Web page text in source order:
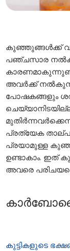
കുഞ്ഞുങ്ങൾക്ക്
പഞ്ചസാര
അവർക്ക്
പോഷകങ്ങളും
പ്രത്യേക
പ്രയാമുള്ള
ഉണ്ടാകാം. ഇത്
അവരെ
കുട്ടികളുടെ